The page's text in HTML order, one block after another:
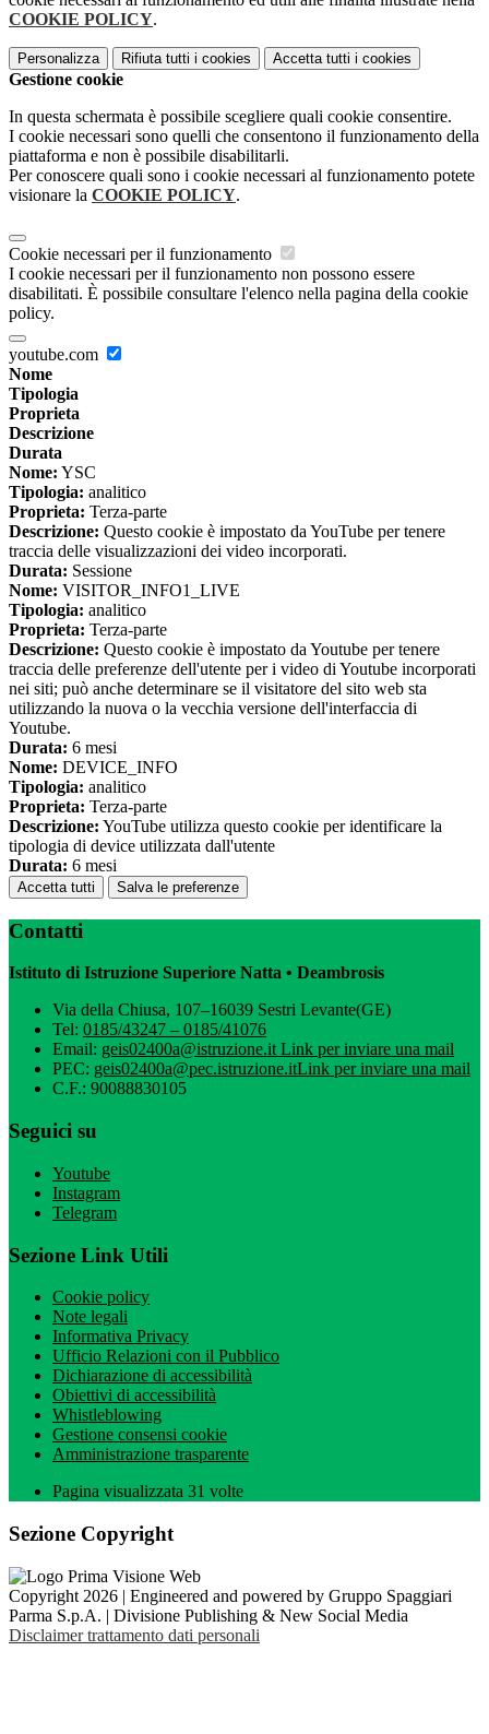
COOKIE POLICY.
Personalizza Rifiuta tutti i cookies Accetta tutti i cookies
Gestione cookie
In questa schermata è possibile scegliere quali cookie consentire.
I cookie necessari sono quelli che consentono il funzionamento della
piattaforma e non è possibile disabilitarli.
Per conoscere quali sono i cookie necessari al funzionamento potete
visionare la COOKIE POLICY.
Cookie necessari per il funzionamento
I cookie necessari per il funzionamento non possono essere
disabilitati. È possibile consultare l'elenco nella pagina della cookie
policy.
youtube.com
Nome
Tipologia
Proprieta
Descrizione
Durata
Nome: YSC
Tipologia: analitico
Proprieta: Terza-parte
Descrizione: Questo cookie è impostato da YouTube per tenere
traccia delle visualizzazioni dei video incorporati.
Durata: Sessione
Nome: VISITOR_INFO1_LIVE
Tipologia: analitico
Proprieta: Terza-parte
Descrizione: Questo cookie è impostato da Youtube per tenere
traccia delle preferenze dell'utente per i video di Youtube incorporati
nei siti; può anche determinare se il visitatore del sito web sta
utilizzando la nuova o la vecchia versione dell'interfaccia di
Youtube.
Durata: 6 mesi
Nome: DEVICE_INFO
Tipologia: analitico
Proprieta: Terza-parte
Descrizione: YouTube utilizza questo cookie per identificare la
tipologia di device utilizzata dall'utente
Durata: 6 mesi
Accetta tutti Salva le preferenze
Contatti
Istituto di Istruzione Superiore Natta • Deambrosis
Via della Chiusa, 107–16039 Sestri Levante(GE)
Tel: 0185/43247 – 0185/41076
Email: geis02400a@istruzione.itLink per inviare una mail
PEC: geis02400a@pec.istruzione.itLink per inviare una mail
C.F.: 90088830105
Seguici su
Youtube
Instagram
Telegram
Sezione Link Utili
Cookie policy
Note legali
Informativa Privacy
Ufficio Relazioni con il Pubblico
Dichiarazione di accessibilità
Obiettivi di accessibilità
Whistleblowing
Gestione consensi cookie
Amministrazione trasparente
Pagina visualizzata 31 volte
Sezione Copyright
Copyright 2026 | Engineered and powered by Gruppo Spaggiari
Parma S.p.A. | Divisione Publishing & New Social Media
Disclaimer trattamento dati personali